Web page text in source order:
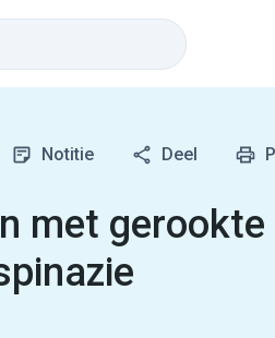
Notitie Deel
met gerookte